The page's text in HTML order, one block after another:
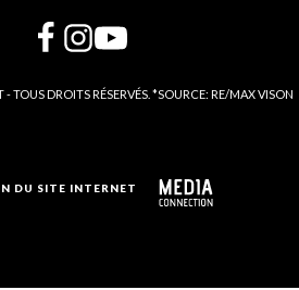
TOUS DROITS RÉSERVÉS. *SOURCE: RE/MAX VISON
DU SITE INTERNET